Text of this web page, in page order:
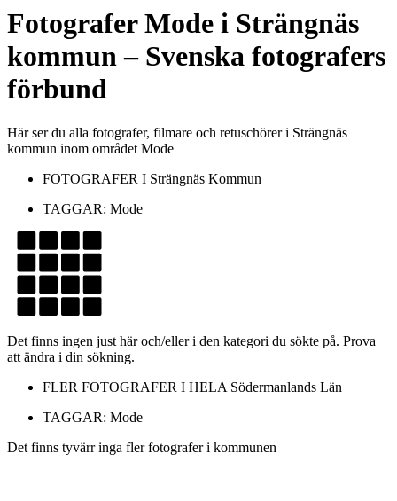
FotograferMode i Strängnäs
kommun– Svenska fotografers
förbund
Här ser du alla fotografer, filmare och retuschörer i Strängnäs
kommun inom området Mode
FOTOGRAFER I Strängnäs Kommun
TAGGAR: Mode
Det finns ingen just här och/eller i den kategori du sökte på. Prova
att ändra i din sökning.
FLER FOTOGRAFER I HELA Södermanlands Län
TAGGAR: Mode
Det finns tyvärr inga fler fotografer i kommunen